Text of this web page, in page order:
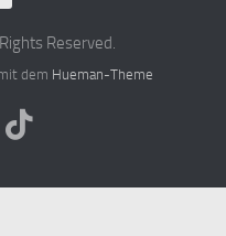
Reserved.
dem Hueman-Theme